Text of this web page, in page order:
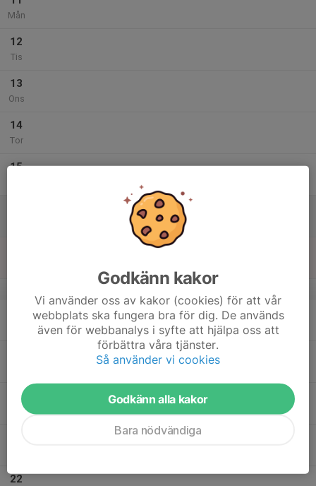
Mån
12
Tis
13
Ons
14
Tor
15
20
Ons
22
Godkänn kakor
Vi använder oss av kakor (cookies) för att vår
webbplats ska fungera bra för dig. De används
även för webbanalys i syfte att hjälpa oss att
förbättra våra tjänster.
Så använder vi cookies
Godkänn alla kakor
Bara nödvändiga